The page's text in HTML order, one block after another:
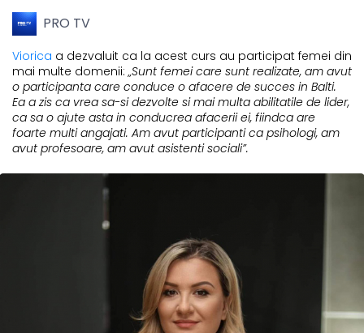
PRO TV
Viorica a dezvaluit ca la acest curs au participat femei din
mai multe domenii: „Sunt femei care sunt realizate, am avut
o participanta care conduce o afacere de succes in Balti.
Ea a zis ca vrea sa-si dezvolte si mai multa abilitatile de lider,
ca sa o ajute asta in conducrea afacerii ei, fiindca are
foarte multi angajati. Am avut participanti ca psihologi, am
avut profesoare, am avut asistenti sociali”.